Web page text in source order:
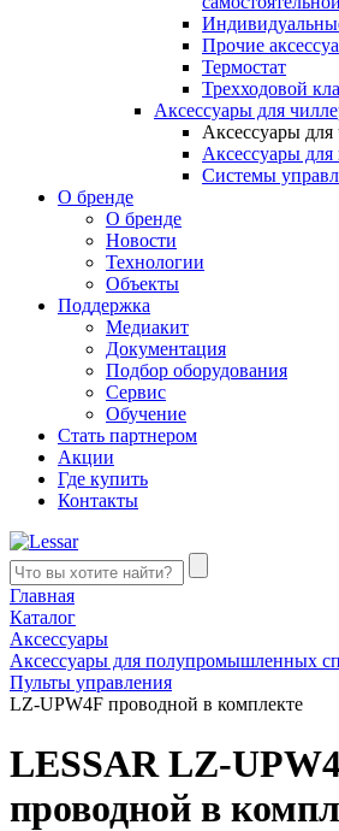
Прочие
Термостат
Трехходовой
Аксессуары для
Аксессуары для
Аксессуары
Системы
О бренде
О бренде
Новости
Технологии
Объекты
Поддержка
Медиакит
Документация
Подбор оборудования
Сервис
Обучение
Стать партнером
Акции
Где купить
Контакты
Главная
Каталог
Аксессуары
Аксессуары для полупромышленных
Пульты управления
LZ-UPW4F проводной в комплекте
LESSAR LZ-
проводной в